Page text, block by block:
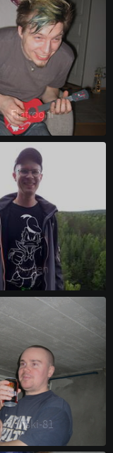
Flatrooni
oxygen
junski-81